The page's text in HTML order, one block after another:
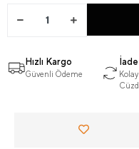
Hızlı Kargo
Güvenli Ödeme